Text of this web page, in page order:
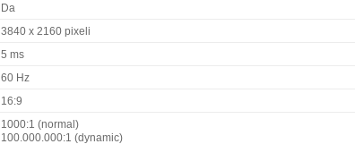
Da
3840 x 2160 pixeli
5 ms
60 Hz
16:9
1000:1 (normal)
100.000.000:1 (dynamic)